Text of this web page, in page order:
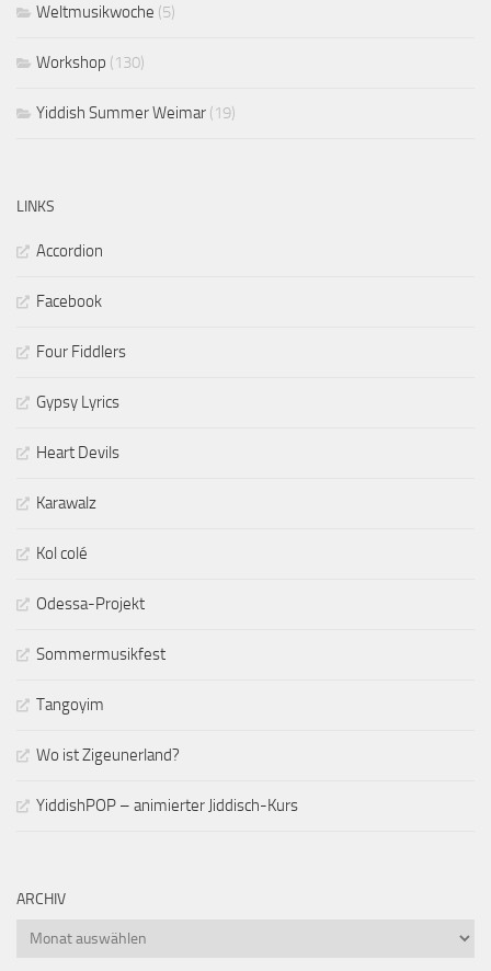
Weltmusikwoche (5)
Workshop (130)
Yiddish Summer Weimar (19)
LINKS
Accordion
Facebook
Four Fiddlers
Gypsy Lyrics
Heart Devils
Karawalz
Kol colé
Odessa-Projekt
Sommermusikfest
Tangoyim
Wo ist Zigeunerland?
YiddishPOP – animierter Jiddisch-Kurs
ARCHIV
Archiv